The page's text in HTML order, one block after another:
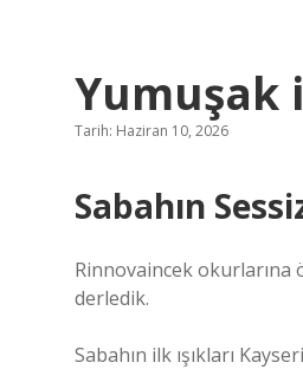
Yumuşak
Tarih: Haziran 10, 2026
Sabahın
Rinnovaincek okurlarına
derledik.
Sabahın ilk ışıkları